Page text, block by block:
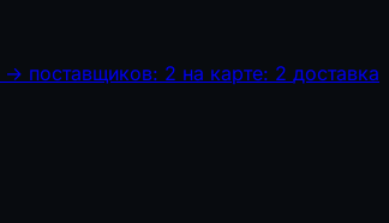
→ поставщиков: 2 на карте: 2 доставка